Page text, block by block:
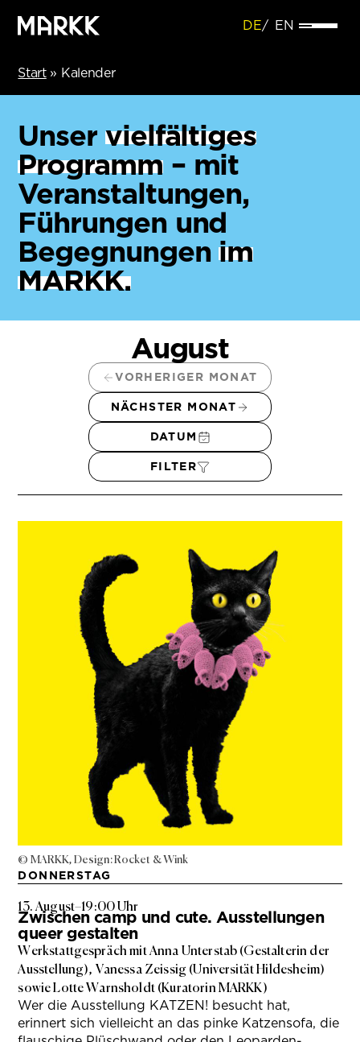
DE EN
Start» Kalender
Unser vielfältiges
Programm– mit
Veranstaltungen,
Führungen und
Begegnungenim
MARKK.
August
VORHERIGER MONAT
NÄCHSTER MONAT
DATUM
FILTER
© MARKK, Design: Rocket & Wink
DONNERSTAG
13. August–19:00 Uhr
Zwischen camp und cute. Ausstellungen
queer gestalten
Werkstattgespräch mit Anna Unterstab (Gestalterin der
Ausstellung), Vanessa Zeissig (Universität Hildesheim)
sowie Lotte Warnsholdt (Kuratorin MARKK)
Wer die Ausstellung KATZEN! besucht hat,
erinnert sich vielleicht an das pinke Katzensofa, die